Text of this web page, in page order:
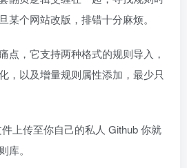
某个网站改版，排错十分麻烦。
点，它支持两种格式的规则导入，
，以及增量规则属性添加，最少只
上传至你自己的私人 Github 你就
库。